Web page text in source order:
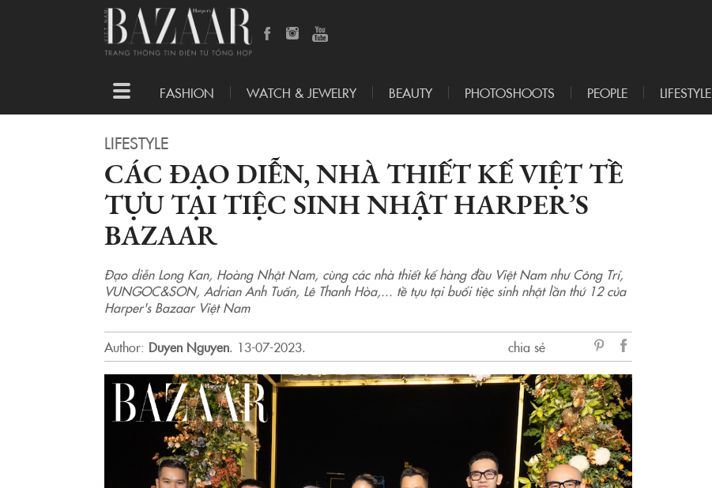
Toggle
navigation
FASHION WATCH & JEWELRY BEAUTY PHOTOSHOOTS PEOPLE LIFESTYLE
LIFESTYLE
CÁC ĐẠO DIỄN, NHÀ THIẾT KẾ VIỆT TỀ
TỰU TẠI TIỆC SINH NHẬT HARPER’S
BAZAAR
Đạo diễn Long Kan, Hoàng Nhật Nam, cùng các nhà thiết kế hàng đầu Việt Nam như Công Trí,
VUNGOC&SON, Adrian Anh Tuấn, Lê Thanh Hòa,... tề tựu tại buổi tiệc sinh nhật lần thứ 12 của
Harper's Bazaar Việt Nam
Author: Duyen Nguyen. 13-07-2023.
chia sẻ
Facebook